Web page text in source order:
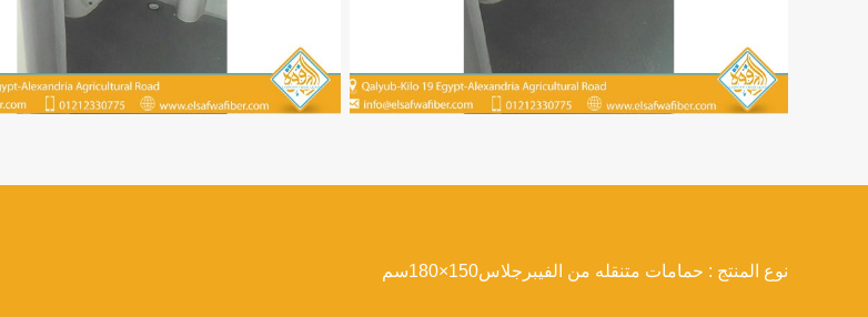
نوع المنتج : حمامات متنقله من الفيبرجلاس150×180سم